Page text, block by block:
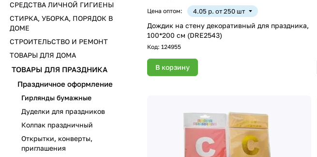
Цена оптом: 4.05 р. от 250 шт
Дождик на стену декоративный для праздника,
100*200 см (DRE2543)
Код: 124955
В корзину
СРЕДСТВА ЛИЧНОЙ ГИГИЕНЫ
СТИРКА, УБОРКА, ПОРЯДОК В
ДОМЕ
СТРОИТЕЛЬСТВО И РЕМОНТ
ТОВАРЫ ДЛЯ ДОМА
ТОВАРЫ ДЛЯ ПРАЗДНИКА
Праздничное оформление
Гирлянды бумажные
Дуделки для праздников
Колпак праздничный
Открытки, конверты,
приглашения